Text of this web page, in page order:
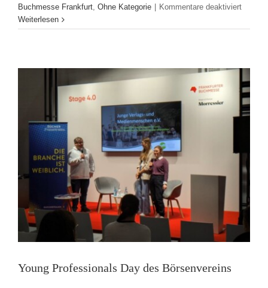
Buchmesse Frankfurt, Ohne Kategorie Kommentare deaktiviertfür
2024:
Weiterlesen
Buchbranche Buchmesse Frankfurt
Young Professionals Day des Börsenvereins